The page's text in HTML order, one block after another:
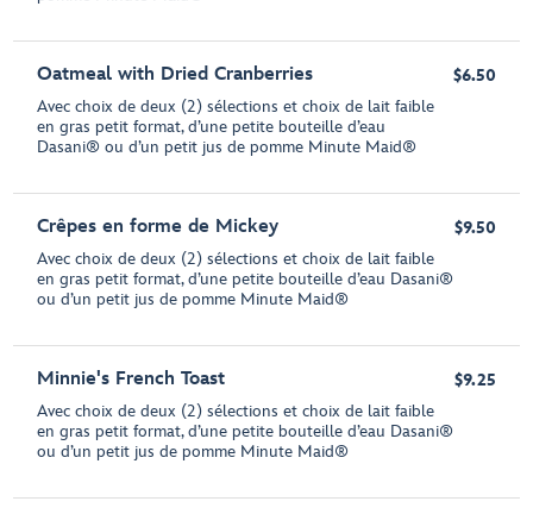
Oatmeal with Dried Cranberries
Avec choix de deux (2) sélections et choix de lait faible
en gras petit format, d’une petite bouteille d’eau
Dasani® ou d’un petit jus de pomme Minute Maid®
$6.50
Crêpes en forme de Mickey
Avec choix de deux (2) sélections et choix de lait faible
en gras petit format, d’une petite bouteille d’eau Dasani®
ou d’un petit jus de pomme Minute Maid®
$9.50
Minnie's French Toast
Avec choix de deux (2) sélections et choix de lait faible
en gras petit format, d’une petite bouteille d’eau Dasani®
ou d’un petit jus de pomme Minute Maid®
$9.25